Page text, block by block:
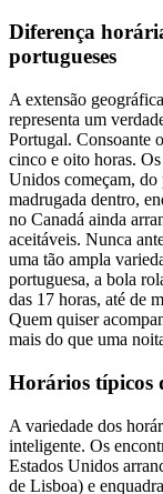
Diferença
portugueses
A extensão
representa um
Portugal. Consoante
cinco e oito horas.
Unidos começam, do
madrugada dentro,
no Canadá ainda
aceitáveis. Nunca
uma tão ampla
portuguesa, a bola
das 17 horas, até de
Quem quiser
mais do que uma
Horários típicos
A variedade dos
inteligente. Os
Estados Unidos
de Lisboa) e